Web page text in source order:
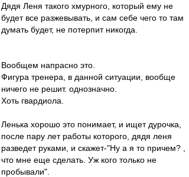
Дядя Леня такого хмурного, который ему не
будет все разжевывать, и сам себе чего то там
думать будет, не потерпит никогда.
Вообщем напрасно это.
Фигура тренера, в данной ситуации, вообще
ничего не решит. однозначно.
Хоть гвардиола.
Ленька хорошо это понимает, и ищет дурочка,
после пару лет работы которого, дядя леня
разведет руками, и скажет-"Ну а я то причем? ,
что мне еще сделать. Уж кого только не
пробывали".